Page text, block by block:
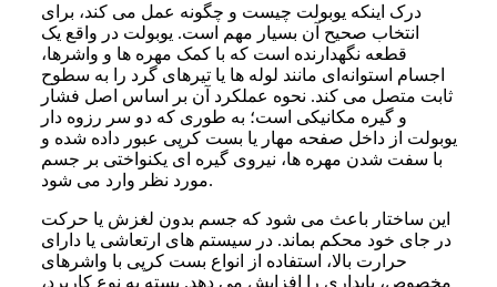
درک اینکه یوبولت چیست و چگونه عمل می‌ کند، برای
انتخاب صحیح آن بسیار مهم است. یوبولت در واقع یک
قطعه نگهدارنده است که با کمک مهره‌ ها و واشرها،
اجسام استوانه‌ای مانند لوله‌ ها یا تیرهای گرد را به سطوح
ثابت متصل می‌ کند. نحوه عملکرد آن بر اساس اصل فشار
و گیره مکانیکی است؛ به‌ طوری‌ که دو سر رزوه‌ دار
یوبولت از داخل صفحه مهار یا بست کرپی عبور داده شده و
با سفت شدن مهره‌ ها، نیروی گیره‌ ای یکنواختی بر جسم
مورد نظر وارد می‌ شود.
این ساختار باعث می‌ شود که جسم بدون لغزش یا حرکت
در جای خود محکم بماند. در سیستم‌ های ارتعاشی یا دارای
حرارت بالا، استفاده از انواع بست کرپی با واشرهای
مخصوص، پایداری را افزایش می‌ دهد. بسته به نوع کاربرد،